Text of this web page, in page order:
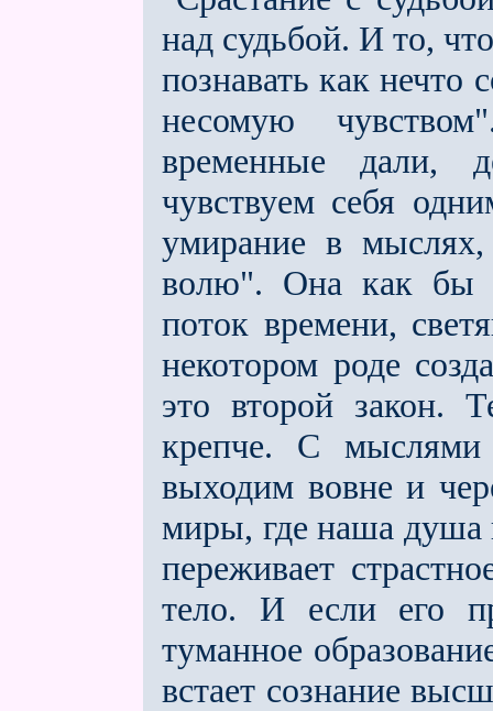
над су­дьбой. И то,
познавать как
несомую
временные дали,
чувствуем себя
умирание в
волю". Она как бы
поток времени,
некотором роде
это второй закон.
крепче. С
выходим вовне и
миры, где наша душа
переживает
тело. И если его
туманное
встает сознание